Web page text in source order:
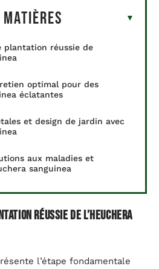
matières
plantation réussie de
optimal pour des
éclatantes
et design de jardin avec
aux maladies et
sanguinea
réussie de l’heuchera
l’étape fondamentale